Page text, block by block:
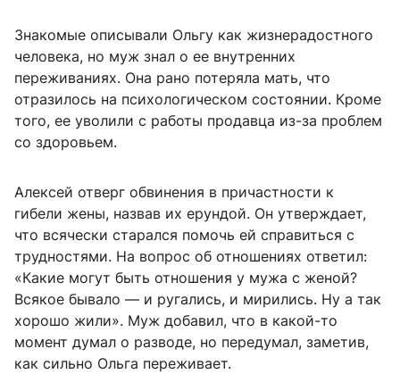
Знакомые описывали Ольгу как жизнерадостного
человека, но муж знал о ее внутренних
переживаниях. Она рано потеряла мать, что
отразилось на психологическом состоянии. Кроме
того, ее уволили с работы продавца из-за проблем
со здоровьем.
Алексей отверг обвинения в причастности к
гибели жены, назвав их ерундой. Он утверждает,
что всячески старался помочь ей справиться с
трудностями. На вопрос об отношениях ответил:
«Какие могут быть отношения у мужа с женой?
Всякое бывало — и ругались, и мирились. Ну а так
хорошо жили». Муж добавил, что в какой-то
момент думал о разводе, но передумал, заметив,
как сильно Ольга переживает.